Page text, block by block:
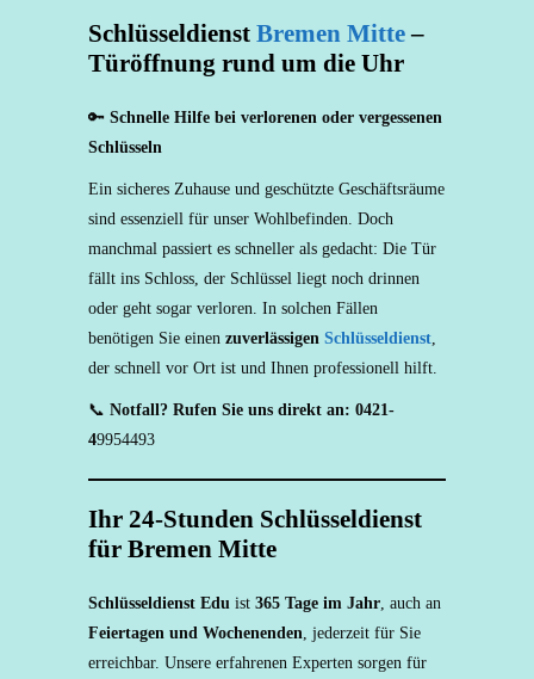
Schlüsseldienst Bremen Mitte–
Türöffnung rund um die Uhr
🔑 Schnelle Hilfe bei verlorenen oder vergessenen
Schlüsseln
Ein sicheres Zuhause und geschützte Geschäftsräume
sind essenziell für unser Wohlbefinden. Doch
manchmal passiert es schneller als gedacht: Die Tür
fällt ins Schloss, der Schlüssel liegt noch drinnen
oder geht sogar verloren. In solchen Fällen
benötigen Sie einen zuverlässigen Schlüsseldienst
der schnell vor Ort ist und Ihnen professionell hilft.
📞 Notfall? Rufen Sie uns direkt an: 0421-
49954493
Ihr 24-Stunden Schlüsseldienst
für Bremen Mitte
Schlüsseldienst Edu ist 365 Tage im Jahr , auch an
Feiertagen und Wochenenden , jederzeit für Sie
erreichbar. Unsere erfahrenen Experten sorgen für